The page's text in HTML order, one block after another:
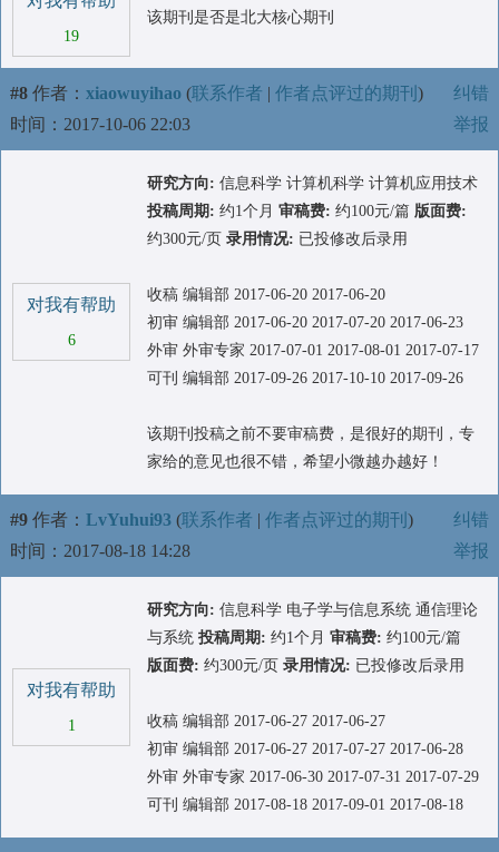
19
该期刊是否是北大核心期刊
#8 作者： xiaowuyihao (联系作者 | 作者点评过的期刊 )
时间：2017-10-06 22:03
纠错
举报
对我有帮助
6
研究方向: 信息科学 计算机科学 计算机应用技术
投稿周期: 约1个月 审稿费: 约100元/篇 版面费:
约300元/页 录用情况: 已投修改后录用
收稿 编辑部 2017-06-20 2017-06-20
初审 编辑部 2017-06-20 2017-07-20 2017-06-23
外审 外审专家 2017-07-01 2017-08-01 2017-07-17
可刊 编辑部 2017-09-26 2017-10-10 2017-09-26
该期刊投稿之前不要审稿费，是很好的期刊，专
家给的意见也很不错，希望小微越办越好！
#9 作者： LvYuhui93 (联系作者 | 作者点评过的期刊 )
时间：2017-08-18 14:28
纠错
举报
对我有帮助
1
研究方向: 信息科学 电子学与信息系统 通信理论
与系统 投稿周期: 约1个月 审稿费: 约100元/篇
版面费: 约300元/页 录用情况: 已投修改后录用
收稿 编辑部 2017-06-27 2017-06-27
初审 编辑部 2017-06-27 2017-07-27 2017-06-28
外审 外审专家 2017-06-30 2017-07-31 2017-07-29
可刊 编辑部 2017-08-18 2017-09-01 2017-08-18